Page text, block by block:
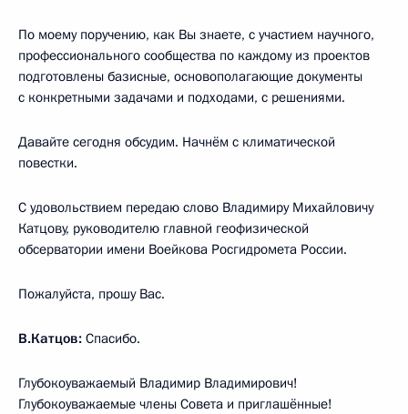
По моему поручению, как Вы знаете, с участием научного,
профессионального сообщества по каждому из проектов
подготовлены базисные, основополагающие документы
с конкретными задачами и подходами, с решениями.
Давайте сегодня обсудим. Начнём с климатической
повестки.
С удовольствием передаю слово Владимиру Михайловичу
Катцову, руководителю главной геофизической
обсерватории имени Воейкова Росгидромета России.
Пожалуйста, прошу Вас.
В.Катцов: Спасибо.
Глубокоуважаемый Владимир Владимирович!
Глубокоуважаемые члены Совета и приглашённые!